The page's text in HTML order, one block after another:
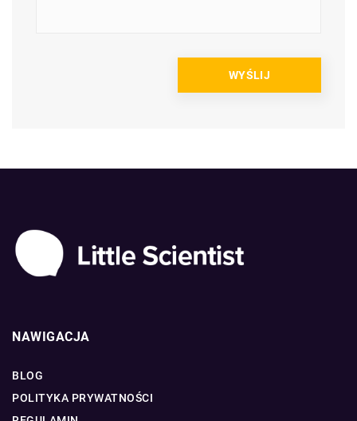
NAWIGACJA
BLOG
POLITYKA PRYWATNOŚCI